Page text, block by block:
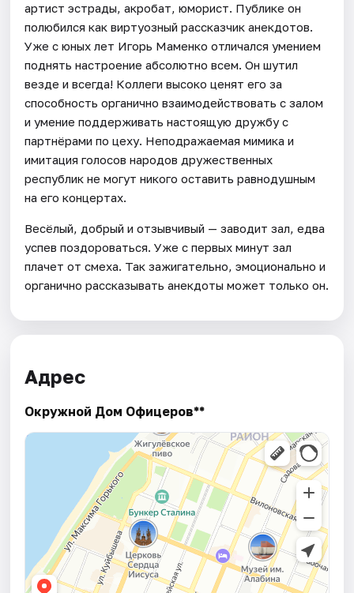
артист эстрады, акробат, юморист. Публике он
полюбился как виртуозный рассказчик анекдотов.
Уже с юных лет Игорь Маменко отличался умением
поднять настроение абсолютно всем. Он шутил
везде и всегда! Коллеги высоко ценят его за
способность органично взаимодействовать с залом
и умение поддерживать настоящую дружбу с
партнёрами по цеху. Неподражаемая мимика и
имитация голосов народов дружественных
республик не могут никого оставить равнодушным
на его концертах.
Весёлый, добрый и отзывчивый — заводит зал, едва
успев поздороваться. Уже с первых минут зал
плачет от смеха. Так зажигательно, эмоционально и
органично рассказывать анекдоты может только он.
Адрес
Окружной Дом Офицеров**